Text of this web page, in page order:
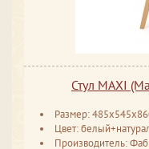
Стул MAXI
Размер:
Цвет:
Производитель: